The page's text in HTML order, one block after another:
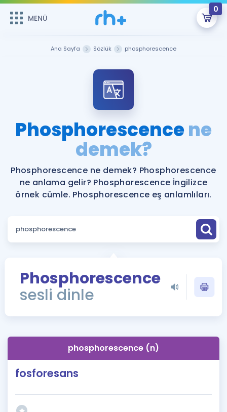
MENÜ
0
Şifremi Hatırlamıyorum
Sepetin Şu An Boş.
Remzi Hoca ile seni sınava hazırlayacak onlarca eğitim seni
bekliyor!
MENÜ
Katılımcı Görüşleri
Faydalı Araçlar
Ücretsiz Kaynaklar
Puan Hesaplama
ÖSYM Sınav Takvimi
Kampanyalar
İngilizce Gramer
Blog
İngilizce Gramer
Ana Sayfa Sözlük phosphorescence
Phosphorescencene
demek?
Phosphorescence ne demek? Phosphorescence
ne anlama gelir? Phosphorescence İngilizce
örnek cümle. Phosphorescence eş anlamlıları.
Phosphorescence
sesli dinle
phosphorescence (n)
fosforesans